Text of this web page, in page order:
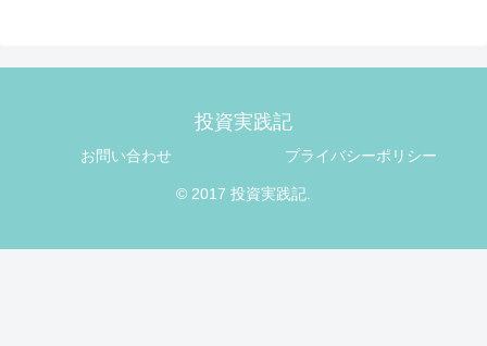
投資実践記
お問い合わせ プライバシーポリシー
© 2017 投資実践記.